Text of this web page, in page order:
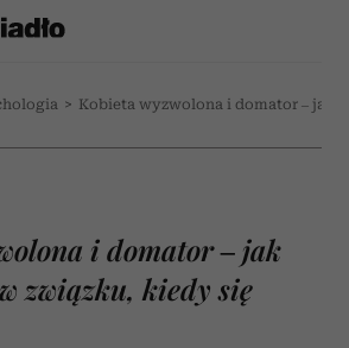
> Kobieta wyzwolona i domator – jak
i domator – jak
związku, kiedy się